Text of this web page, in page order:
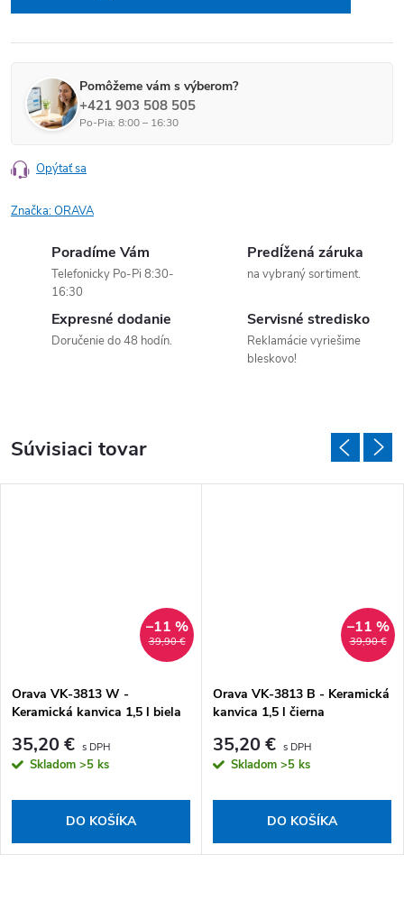
Pomôžeme vám s výberom?
+421 903 508 505
Po-Pia: 8:00 – 16:30
Opýtať sa
Značka:ORAVA
Poradíme Vám
Telefonicky Po-Pi 8:30-
16:30
Predĺžená záruka
na vybraný sortiment.
Expresné dodanie
Doručenie do 48 hodín.
Servisné stredisko
Reklamácie vyriešime
bleskovo!
Súvisiaci tovar
39,90 €
–11 %
Orava VK-3813 W -
Keramická kanvica 1,5 l biela
35,20 €
Skladom >5 ks
DO KOŠÍKA
39,90 €
–11 %
Orava VK-3813 B - Keramická
kanvica 1,5 l čierna
35,20 €
Skladom >5 ks
DO KOŠÍKA